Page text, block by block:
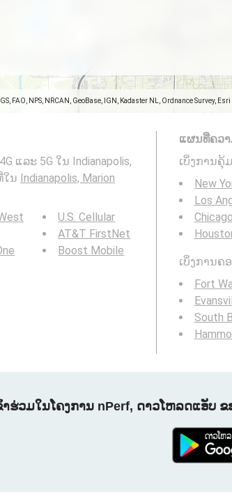
FAO, NPS, NRCAN, GeoBase, IGN, Kadaster NL, Ordnance Survey,
ແລະ 5G ໃນ Indianapolis,
ໃນ Indianapolis, Marion
U.S. Cellular
AT&T FirstNet
Boost Mobile
ແຜນທີ່ຄວ
ເບິ່ງການຄຸ້
New
Los
Chicago
ເບິ່ງການຄ
Fort
South
າຮ່ວມໃນໂຄງການ nPerf, ດາວໂຫລດແອັບ ຂ